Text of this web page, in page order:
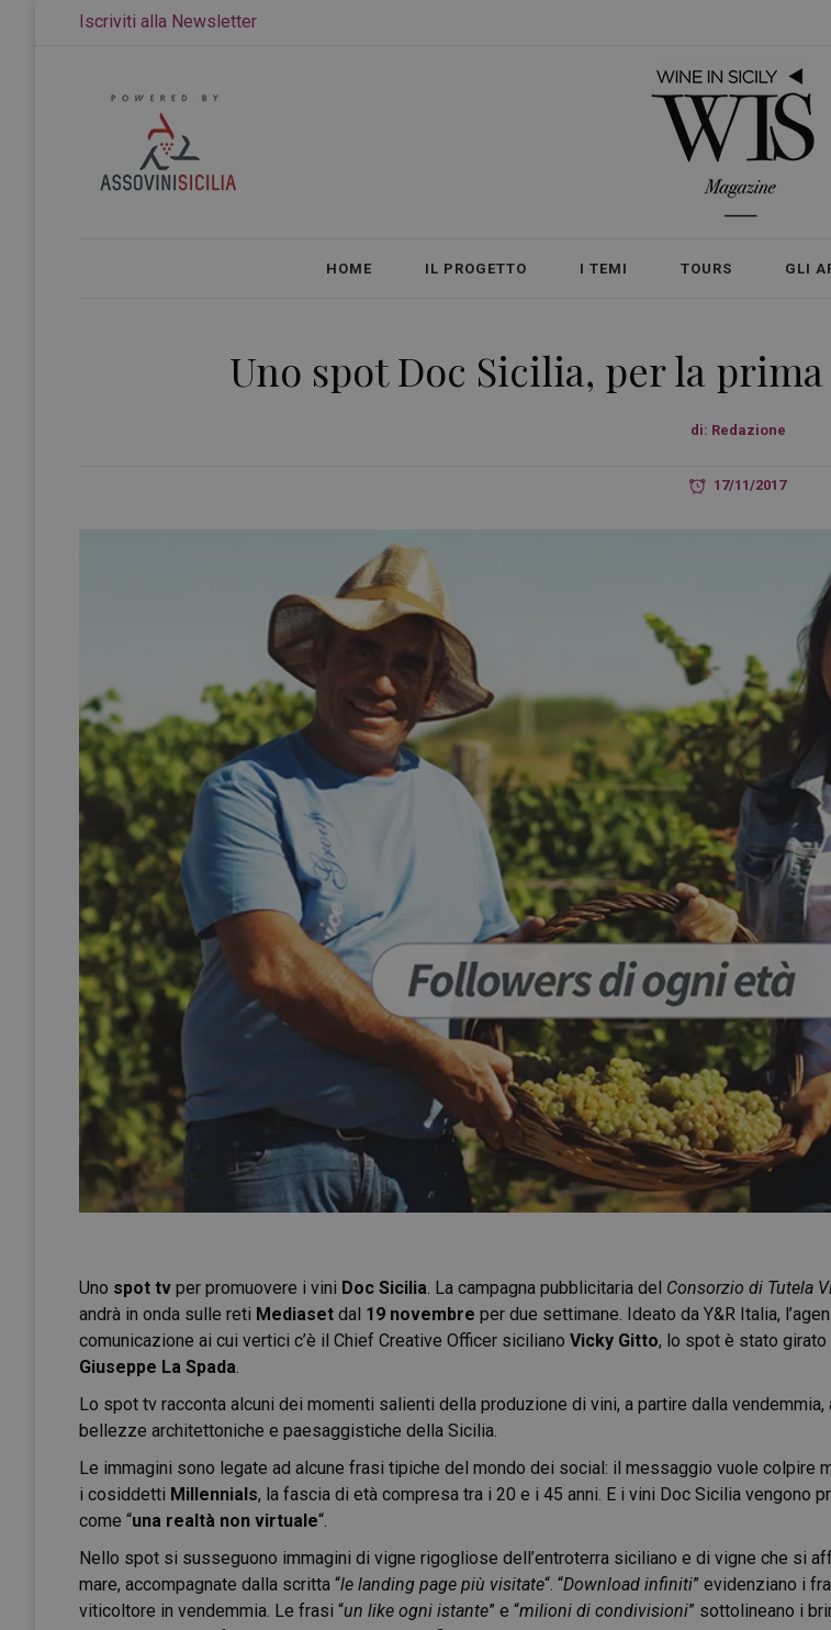
Iscriviti alla Newsletter
HOME IL PROGETTO I TEMI TOURS GLI
Uno spot Doc Sicilia, per la
di: Redazione
17/11/2017
Uno spot tv per promuovere i vini Doc Sicilia. La campagna pubblicitaria del Consorzio di Tutela
andrà in onda sulle reti Mediaset dal 19 novembre per due settimane. Ideato da Y&R Italia,
comunicazione ai cui vertici c’è il Chief Creative Officer siciliano Vicky Gitto, lo spot è stato
Giuseppe La Spada.
Lo spot tv racconta alcuni dei momenti salienti della produzione di vini, a partire dalla
bellezze architettoniche e paesaggistiche della Sicilia.
Le immagini sono legate ad alcune frasi tipiche del mondo dei social: il messaggio vuole colpire
i cosiddetti Millennials, la fascia di età compresa tra i 20 e i 45 anni. E i vini Doc Sicilia vengono
come “una realtà non virtuale“.
Nello spot si susseguono immagini di vigne rigogliose dell’entroterra siciliano e di vigne che si
mare, accompagnate dalla scritta “le landing page più visitate“. “Download infiniti” evidenziano i
viticoltore in vendemmia. Le frasi “un like ogni istante” e “milioni di condivisioni” sottolineano i